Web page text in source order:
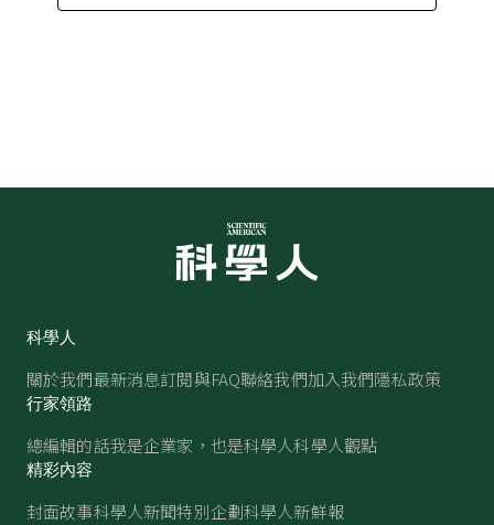
科學人
關於我們最新消息訂閱與FAQ聯絡我們加入我們隱私政策
行家領路
總編輯的話我是企業家，也是科學人科學人觀點
精彩內容
封面故事科學人新聞特別企劃科學人新鮮報